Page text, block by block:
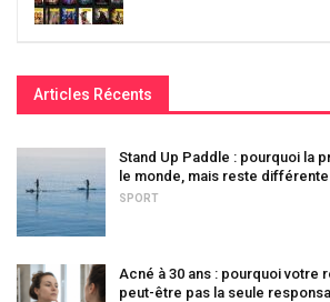
Articles Récents
Stand Up Paddle : pourquoi la
le monde, mais reste
SPORT
Acné à 30 ans : pourquoi votre
peut-être pas la seule